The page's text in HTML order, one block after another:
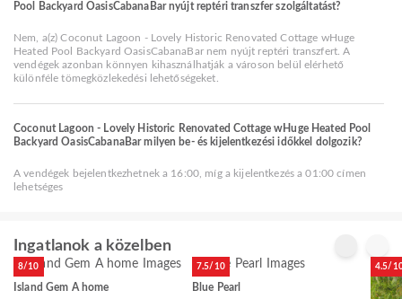
Pool Backyard OasisCabanaBar nyújt reptéri transzfer szolgáltatást?
Nem, a(z) Coconut Lagoon - Lovely Historic Renovated Cottage wHuge
Heated Pool Backyard OasisCabanaBar nem nyújt reptéri transzfert. A
vendégek azonban könnyen kihasználhatják a városon belül elérhető
különféle tömegközlekedési lehetőségeket.
Coconut Lagoon - Lovely Historic Renovated Cottage wHuge Heated Pool
Backyard OasisCabanaBar milyen be- és kijelentkezési időkkel dolgozik?
A vendégek bejelentkezhetnek a 16:00, míg a kijelentkezés a 01:00 címen
lehetséges
Ingatlanok a közelben
8/10
Island Gem A home
7.5/10
Blue Pearl
4.5/